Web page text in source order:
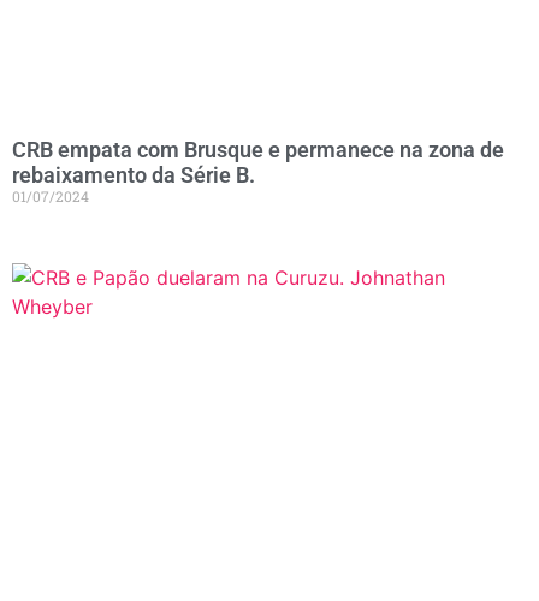
CRB empata com Brusque e permanece na zona de
rebaixamento da Série B.
01/07/2024